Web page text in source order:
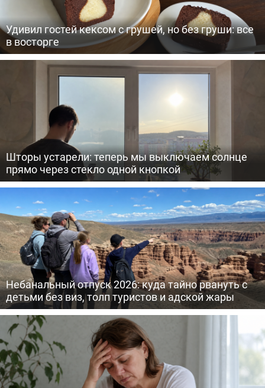
Удивил гостей кексом с грушей, но без груши: все
в восторге
Шторы устарели: теперь мы выключаем солнце
прямо через стекло одной кнопкой
Небанальный отпуск 2026: куда тайно рвануть с
детьми без виз, толп туристов и адской жары